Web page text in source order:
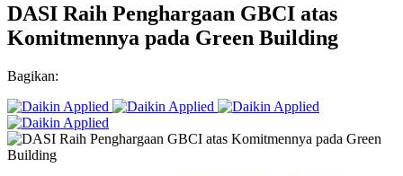
DASI Raih Penghargaan GBCI atas
Komitmennya pada Green Building
Bagikan: